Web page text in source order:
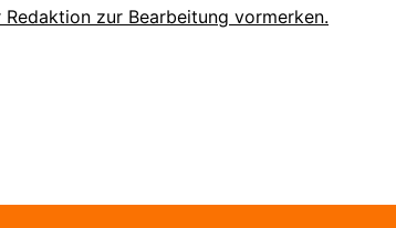
zur Bearbeitung vormerken.